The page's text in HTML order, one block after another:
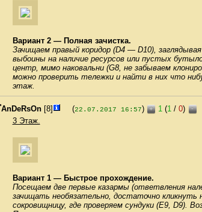
Вариант 2 — Полная зачистка.
Зачищаем правый коридор (D4 — D10),
выбоины на наличие ресурсов или пустых
центр, мимо наковальни (G8, не забываем
можно проверить тележки и найти в них что
этаж.
AnDeRsOn[8] (22.07.2017 16:57) + 1 (1/ 0) -
3 Этаж.
Вариант 1 — Быстрое прохождение.
Посещаем две первые казармы (ответвления
зачищать необязательно, достаточно кликнуть
сокровищницу, где проверяем сундуки (E9, D9).